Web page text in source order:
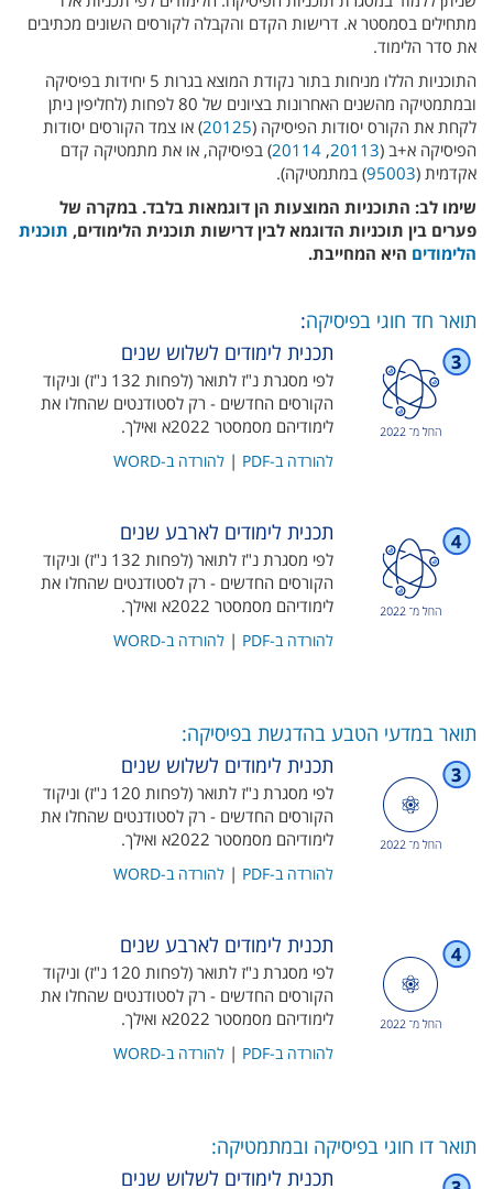
מתחילים בסמסטר א. דרישות הקדם והקבלה לקורסים השונים מכתיבים
את סדר הלימוד.
התוכניות הללו מניחות בתור נקודת המוצא בגרות 5 יחידות בפיסיקה
ובמתמטיקה מהשנים האחרונות בציונים של 80 לפחות (לחליפין ניתן
לקחת את הקורס יסודות הפיסיקה (20125) או צמד הקורסים יסודות
הפיסיקה א+ב (20113
,
20114) בפיסיקה, או את מתמטיקה קדם
אקדמית (95003) במתמטיקה).​
שימו לב: התוכניות המוצעות הן דוגמאות בלבד. במקרה של
פערים בין תוכניות הדוגמא לבין דרישות תוכנית הלימודים, תוכנית
הלימודים היא המחייבת.
תואר חד חוגי בפיסיקה:
תכנית לימודים לשלוש שנים
לפי מסגרת נ"ז לתואר (לפחות 132 נ"ז) וניקוד
הקורסים החדשים - רק לסטודנטים שהחלו את
לימודיהם מסמסטר 2022א ואילך.
להורדה ב-PDF | להורדה ב-WORD
תכנית לימודים לארבע שנים
לפי מסגרת נ"ז לתואר (לפחות 132 נ"ז) וניקוד
הקורסים החדשים - רק לסטודנטים שהחלו את
לימודיהם מסמסטר 2022א ואילך.
להורדה ב-PDF | להורדה ב-WORD
תואר במדעי הטבע בהדגשת בפיסיקה:
תכנית לימודים לשלוש שנים
לפי מסגרת נ"ז לתואר (לפחות 120 נ"ז) וניקוד
הקורסים החדשים - רק לסטודנטים שהחלו את
לימודיהם מסמסטר 2022א ואילך.
להורדה ב-PDF | להורדה ב-WORD
תכנית לימודים לארבע שנים
לפי מסגרת נ"ז לתואר (לפחות 120 נ"ז) וניקוד
הקורסים החדשים - רק לסטודנטים שהחלו את
לימודיהם מסמסטר 2022א ואילך​.
להורדה ב-PDF | להורדה ב-WORD
תואר דו חוגי בפיסיקה ובמתמטיקה:
תכנית לימודים לשלוש שנים